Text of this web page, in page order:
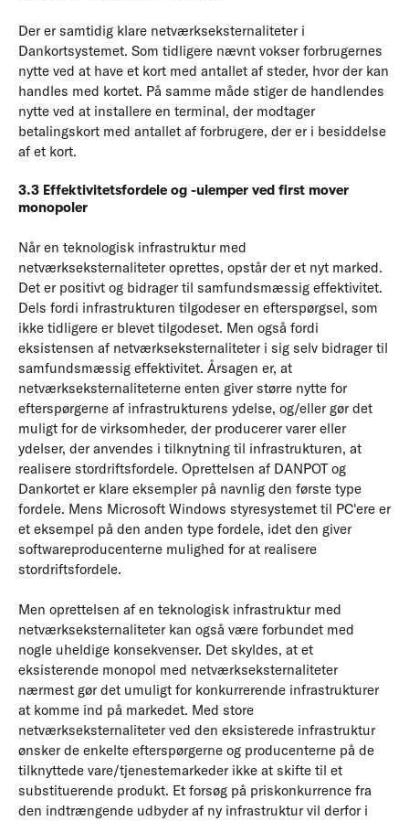
Der er samtidig klare netværkseksternaliteter i
Dankortsystemet. Som tidligere nævnt vokser forbrugernes
nytte ved at have et kort med antallet af steder, hvor der kan
handles med kortet. På samme måde stiger de handlendes
nytte ved at installere en terminal, der modtager
betalingskort med antallet af forbrugere, der er i besiddelse
af et kort.
3.3 Effektivitetsfordele og -ulemper ved first mover
monopoler
Når en teknologisk infrastruktur med
netværkseksternaliteter oprettes, opstår der et nyt marked.
Det er positivt og bidrager til samfundsmæssig effektivitet.
Dels fordi infrastrukturen tilgodeser en efterspørgsel, som
ikke tidligere er blevet tilgodeset. Men også fordi
eksistensen af netværkseksternaliteter i sig selv bidrager til
samfundsmæssig effektivitet. Årsagen er, at
netværkseksternaliteterne enten giver større nytte for
efterspørgerne af infrastrukturens ydelse, og/eller gør det
muligt for de virksomheder, der producerer varer eller
ydelser, der anvendes i tilknytning til infrastrukturen, at
realisere stordriftsfordele. Oprettelsen af DANPOT og
Dankortet er klare eksempler på navnlig den første type
fordele. Mens Microsoft Windows styresystemet til PC'ere er
et eksempel på den anden type fordele, idet den giver
softwareproducenterne mulighed for at realisere
stordriftsfordele.
Men oprettelsen af en teknologisk infrastruktur med
netværkseksternaliteter kan også være forbundet med
nogle uheldige konsekvenser. Det skyldes, at et
eksisterende monopol med netværkseksternaliteter
nærmest gør det umuligt for konkurrerende infrastrukturer
at komme ind på markedet. Med store
netværkseksternaliteter ved den eksisterede infrastruktur
ønsker de enkelte efterspørgerne og producenterne på de
tilknyttede vare/tjenestemarkeder ikke at skifte til et
substituerende produkt. Et forsøg på priskonkurrence fra
den indtrængende udbyder af ny infrastruktur vil derfor i